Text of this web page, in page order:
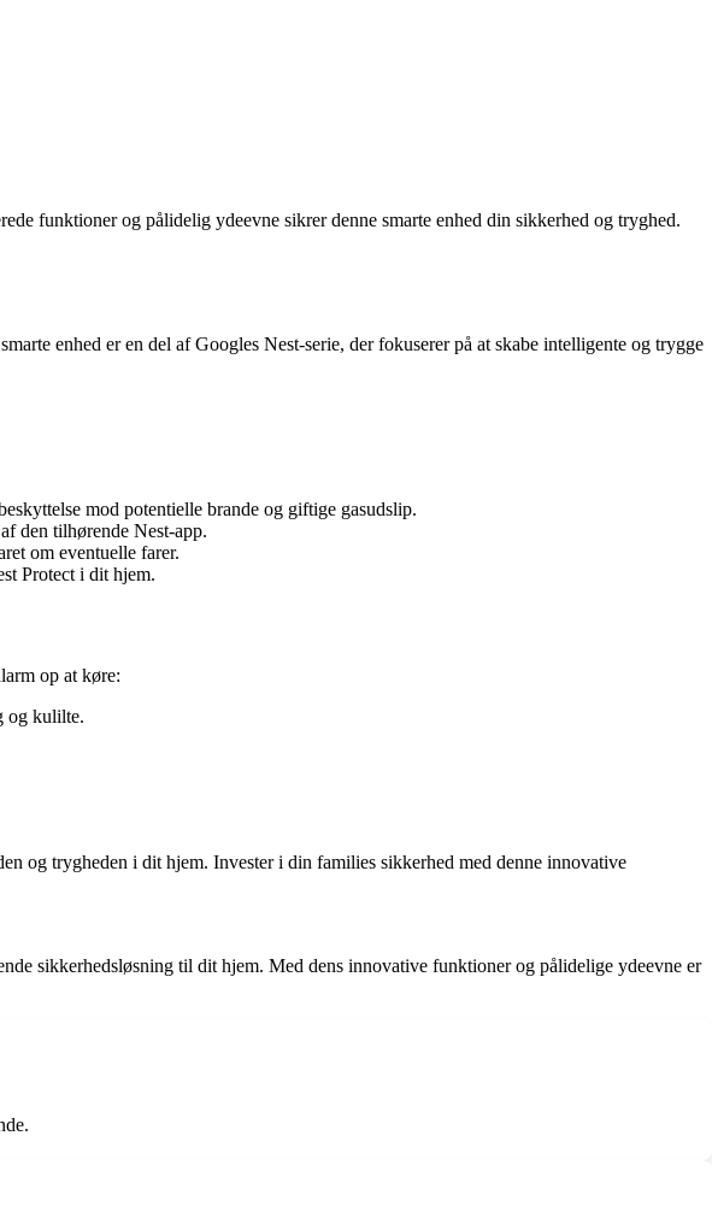
funktioner og pålidelig ydeevne sikrer denne smarte enhed din sikkerhed og tryghed.
enhed er en del af Googles Nest-serie, der fokuserer på at skabe intelligente og trygge
mod potentielle brande og giftige gasudslip.
den tilhørende Nest-app.
om eventuelle farer.
Protect i dit hjem.
op at køre:
og kulilte.
og trygheden i dit hjem. Invester i din families sikkerhed med denne innovative
sikkerhedsløsning til dit hjem. Med dens innovative funktioner og pålidelige ydeevne er